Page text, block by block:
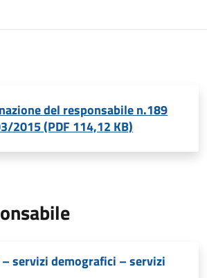
del responsabile n.189
2015 (PDF 114,12 KB)
servizi demografici – servizi